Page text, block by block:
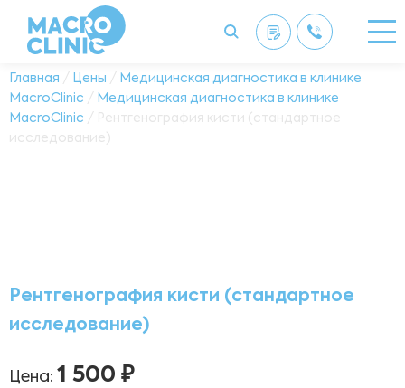
Главная / Цены /
Медицинская диагностика в клинике
MacroClinic /
Медицинская диагностика в клинике
MacroClinic / Рентгенография кисти (стандартное
исследование)
Рентгенография кисти (стандартное
исследование)
Цена: 1 500 ₽